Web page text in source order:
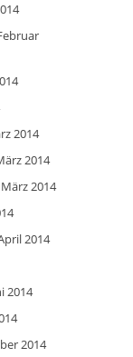
2014
2014
2014
2014
2014
2014